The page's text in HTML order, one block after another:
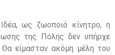
ως ζωοποιό κίνητρο, η
της Πόλης δεν υπήρχε
είμασταν ακόμη μέλη του